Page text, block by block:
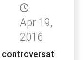
Apr 19,
2016
controversat